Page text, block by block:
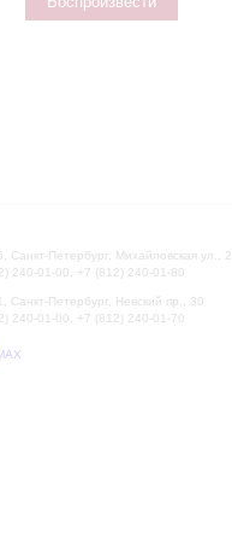
Санкт-Петербург, Михайловская ул., 2
240-01-00, +7 (812) 240-01-80
Санкт-Петербург, Невский пр., 30
240-01-00, +7 (812) 240-01-70